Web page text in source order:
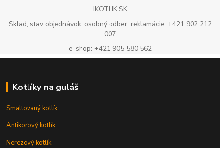
IKOTLIK.SK
Sklad, stav objednávok, osobný odber, reklamácie: +421 902 212
007
e-shop: +421 905 580 562
Kotlíky na guláš
Smaltovaný kotlík
Antikorový kotlík
Nerezový kotlík